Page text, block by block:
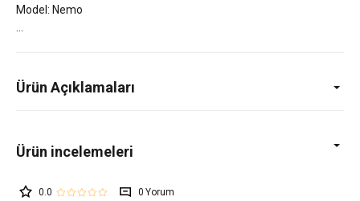
Model: Nemo
Ürün Açıklamaları
0.0 0